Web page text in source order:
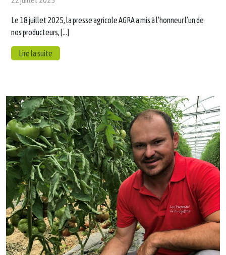
Le 18 juillet 2025, la presse agricole AGRA a mis à l’honneur l’un de
nos producteurs, […]
Lire la suite